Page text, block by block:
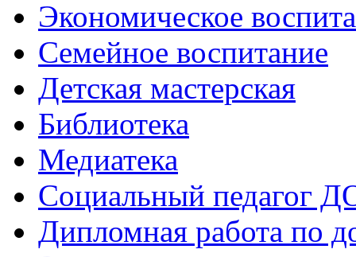
Экономическое
Семейное воспитание
Детская мастерская
Библиотека
Медиатека
Социальный педагог
Дипломная работа по